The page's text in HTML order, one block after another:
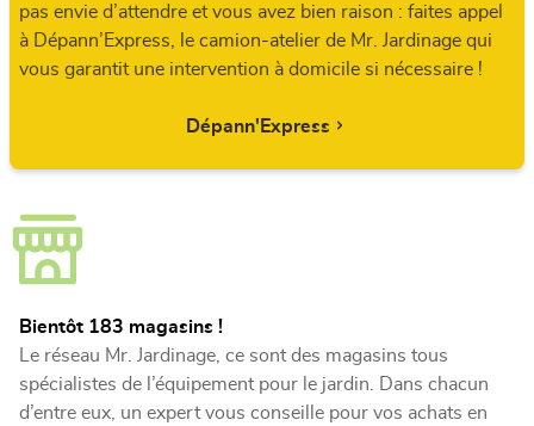
pas envie d’attendre et vous avez bien raison : faites appel
à Dépann’Express, le camion-atelier de Mr. Jardinage qui
vous garantit une intervention à domicile si nécessaire !
Dépann'Express
Bientôt 183 magasins !
Le réseau Mr. Jardinage, ce sont des magasins tous
spécialistes de l’équipement pour le jardin. Dans chacun
d’entre eux, un expert vous conseille pour vos achats en